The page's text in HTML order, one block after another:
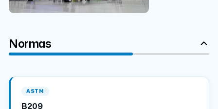
Normas
ASTM
B209